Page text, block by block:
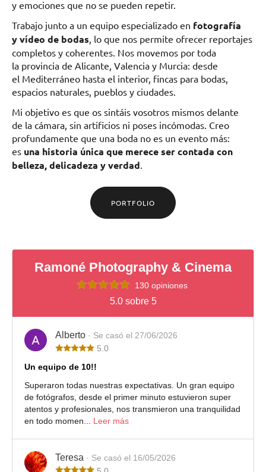
y emociones que no se pueden repetir.
Trabajo junto a un equipo especializado en fotografía
y vídeo de bodas , lo que nos permite ofrecer reportajes
completos y coherentes. Nos movemos por toda
la provincia de Alicante, Valencia y Murcia: desde
el Mediterráneo hasta el interior, fincas para bodas,
espacios naturales, pueblos y ciudades.
Mi objetivo es que os sintáis vosotros mismos delante
de la cámara, sin artificios ni poses incómodas. Creo
profundamente que una boda no es un evento más:
es una historia única que merece ser contada con
belleza, delicadeza y verdad
PORTFOLIO
Ramoné Photography & Cinema
130 opiniones
5.0 sobre 5
Alberto · Se casó el 27/06/2026
5.0
Un equipo de 10!!
Superaron todas nuestras expectativas. Un gran equipo
de fotógrafos, desde el primer minuto estuvieron super
atentos y profesionales, nos transmieron una tranquilidad
en todo momen... Leer más
Teresa · Se casó el 16/05/2026